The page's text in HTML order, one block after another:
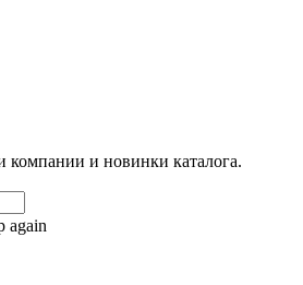
компании и новинки каталога.
again